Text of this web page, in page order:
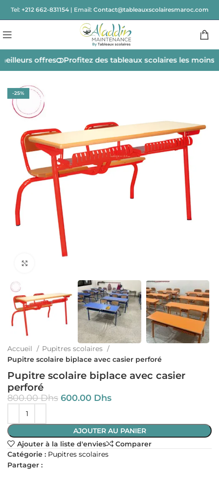
Tel: +212 662-831154| Email: Contact@tableauxscolairesmaroc.com
offres Profitez des tableaux scolaires les moins
-25%
Accueil
Pupitres scolaires
Pupitre scolaire biplace avec casier perforé
Pupitre scolaire biplace avec casier
perforé
800.00Dhs 600.00 Dhs
AJOUTER AU PANIER
Ajouter à la liste d'envies
Comparer
Catégorie : Pupitres scolaires
Partager :